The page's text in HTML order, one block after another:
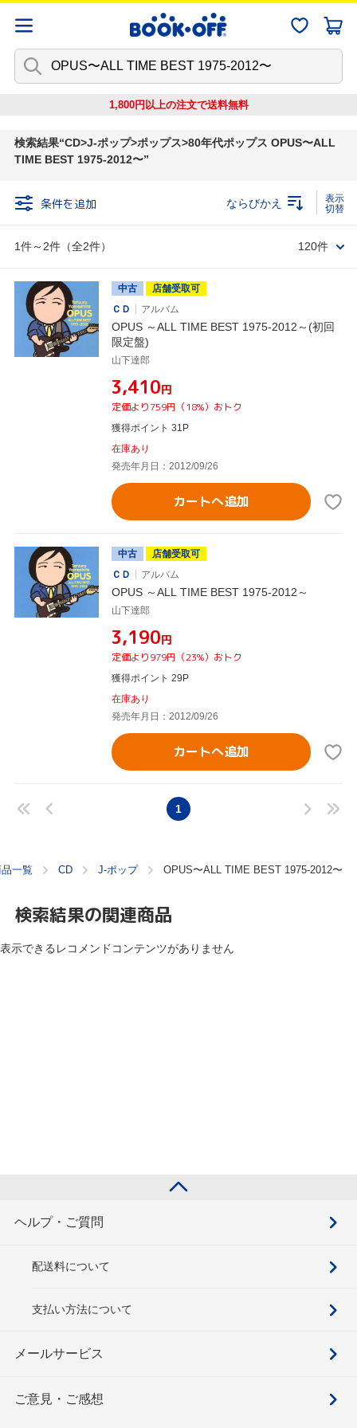
1,800円以上の注文で送料無料
検索結果 CD>J-ポップ>ポップス>80年代ポップス OPUS〜ALL
TIME BEST 1975-2012〜
条件を追加
1件～2件（全2件）
ならびかえ
120件
中古
店舗受取可
ＣＤ
アルバム
OPUS ～ALL TIME BEST 1975-2012～(初回
限定盤)
山下達郎
¥3,410円
定価より759円（18%）おトク
獲得ポイント 31P
在庫あり
発売年月日：2012/09/26
カートへ追加
中古
店舗受取可
ＣＤ
アルバム
OPUS ～ALL TIME BEST 1975-2012～
山下達郎
¥3,190円
定価より979円（23%）おトク
獲得ポイント 29P
在庫あり
発売年月日：2012/09/26
カートへ追加
1
一覧 CD J-ポップ OPUS〜ALL TIME BEST 1975-2012〜
検索結果の関連商品
表示できるレコメンドコンテンツがありません
ヘルプ・ご質問
配送料について
支払い方法について
メールサービス
ご意見・ご感想